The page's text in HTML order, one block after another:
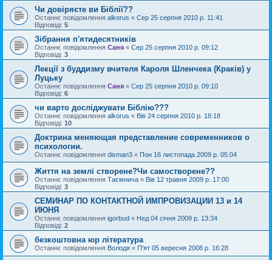
Чи довіряєте ви Біблії??
Останнє повідомлення alkorus « Сер 25 серпня 2010 р. 11:41
Відповіді: 5
Зібрання п'ятидесятників
Останнє повідомлення Саня « Сер 25 серпня 2010 р. 09:12
Відповіді: 3
Лекції з буддизму вчителя Кароля Шленчека (Краків) у
Луцьку
Останнє повідомлення Саня « Сер 25 серпня 2010 р. 09:10
Відповіді: 6
чи варто досліджувати Біблію???
Останнє повідомлення alkorus « Вів 24 серпня 2010 р. 18:18
Відповіді: 10
Доктрина меняющая представление современников о
психологии.
Останнє повідомлення disman3 « Пон 16 листопада 2009 р. 05:04
Життя на землі створене?Чи самостворене??
Останнє повідомлення Таємнича « Вів 12 травня 2009 р. 17:00
Відповіді: 3
СЕМИНАР ПО КОНТАКТНОЙ ИМПРОВИЗАЦИИ 13 и 14
ИЮНЯ
Останнє повідомлення igorbud « Нед 04 січня 2009 р. 13:34
Відповіді: 2
безкоштовна юр література
Останнє повідомлення Володя « П'ят 05 вересня 2008 р. 16:28